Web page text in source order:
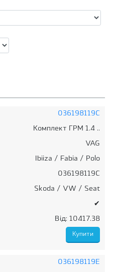
036198119C
Комплект ГРМ 1.4 ..
VAG
Ibiiza / Fabia / Polo
036198119C
Skoda / VW / Seat
✔
Від: 10417.38
036198119E